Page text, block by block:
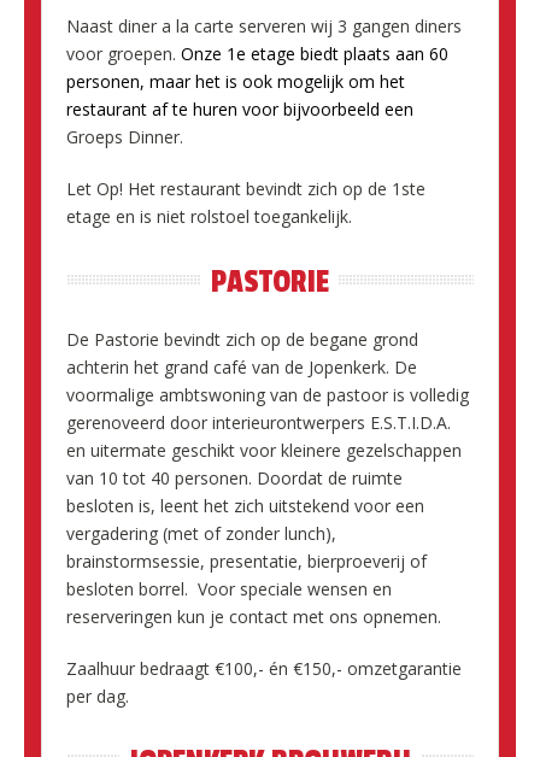
Naast diner a la carte serveren wij 3 gangen diners
voor groepen. Onze 1e etage biedt plaats aan 60
personen, maar het is ook mogelijk om het
restaurant af te huren voor bijvoorbeeld een
Groeps Dinner.
Let Op! Het restaurant bevindt zich op de 1ste
etage en is niet rolstoel toegankelijk.
PASTORIE
De Pastorie bevindt zich op de begane grond
achterin het grand café van de Jopenkerk. De
voormalige ambtswoning van de pastoor is volledig
gerenoveerd door interieurontwerpers E.S.T.I.D.A.
en uitermate geschikt voor kleinere gezelschappen
van 10 tot 40 personen. Doordat de ruimte
besloten is, leent het zich uitstekend voor een
vergadering (met of zonder lunch),
brainstormsessie, presentatie, bierproeverij of
besloten borrel. Voor speciale wensen en
reserveringen kun je contact met ons opnemen.
Zaalhuur bedraagt €100,- én €150,- omzetgarantie
per dag.